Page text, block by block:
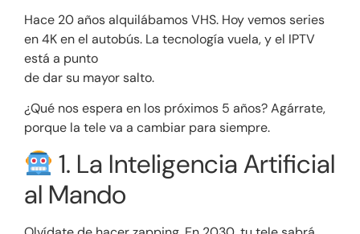
Hace 20 años alquilábamos VHS. Hoy vemos series
en 4K en el autobús. La tecnología vuela, y el IPTV
está a punto
de dar su mayor salto.
¿Qué nos espera en los próximos 5 años? Agárrate,
porque la tele va a cambiar para siempre.
1. La Inteligencia Artificial
al Mando